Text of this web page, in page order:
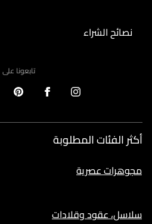
نصائح الشراء
تابعونا على
أكثر الفئات المطلوبة
مجوهرات عصرية
سلاسل، عقود وقلادات